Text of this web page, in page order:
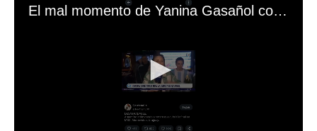
El mal momento de Yanina Gasañol con un hincha argentino en "Subrayado"